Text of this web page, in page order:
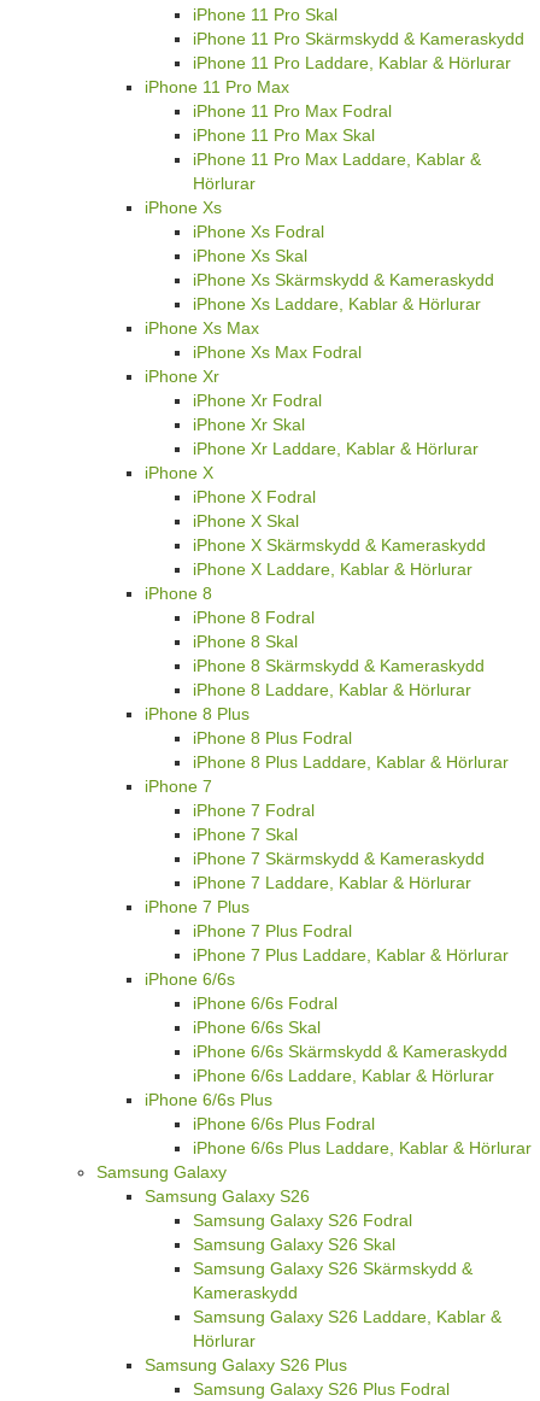
iPhone 11 Pro Skal
iPhone 11 Pro Skärmskydd & Kameraskydd
iPhone 11 Pro Laddare, Kablar & Hörlurar
iPhone 11 Pro Max
iPhone 11 Pro Max Fodral
iPhone 11 Pro Max Skal
iPhone 11 Pro Max Laddare, Kablar &
Hörlurar
iPhone Xs
iPhone Xs Fodral
iPhone Xs Skal
iPhone Xs Skärmskydd & Kameraskydd
iPhone Xs Laddare, Kablar & Hörlurar
iPhone Xs Max
iPhone Xs Max Fodral
iPhone Xr
iPhone Xr Fodral
iPhone Xr Skal
iPhone Xr Laddare, Kablar & Hörlurar
iPhone X
iPhone X Fodral
iPhone X Skal
iPhone X Skärmskydd & Kameraskydd
iPhone X Laddare, Kablar & Hörlurar
iPhone 8
iPhone 8 Fodral
iPhone 8 Skal
iPhone 8 Skärmskydd & Kameraskydd
iPhone 8 Laddare, Kablar & Hörlurar
iPhone 8 Plus
iPhone 8 Plus Fodral
iPhone 8 Plus Laddare, Kablar & Hörlurar
iPhone 7
iPhone 7 Fodral
iPhone 7 Skal
iPhone 7 Skärmskydd & Kameraskydd
iPhone 7 Laddare, Kablar & Hörlurar
iPhone 7 Plus
iPhone 7 Plus Fodral
iPhone 7 Plus Laddare, Kablar & Hörlurar
iPhone 6/6s
iPhone 6/6s Fodral
iPhone 6/6s Skal
iPhone 6/6s Skärmskydd & Kameraskydd
iPhone 6/6s Laddare, Kablar & Hörlurar
iPhone 6/6s Plus
iPhone 6/6s Plus Fodral
iPhone 6/6s Plus Laddare, Kablar & Hörlurar
Samsung Galaxy
Samsung Galaxy S26
Samsung Galaxy S26 Fodral
Samsung Galaxy S26 Skal
Samsung Galaxy S26 Skärmskydd &
Kameraskydd
Samsung Galaxy S26 Laddare, Kablar &
Hörlurar
Samsung Galaxy S26 Plus
Samsung Galaxy S26 Plus Fodral